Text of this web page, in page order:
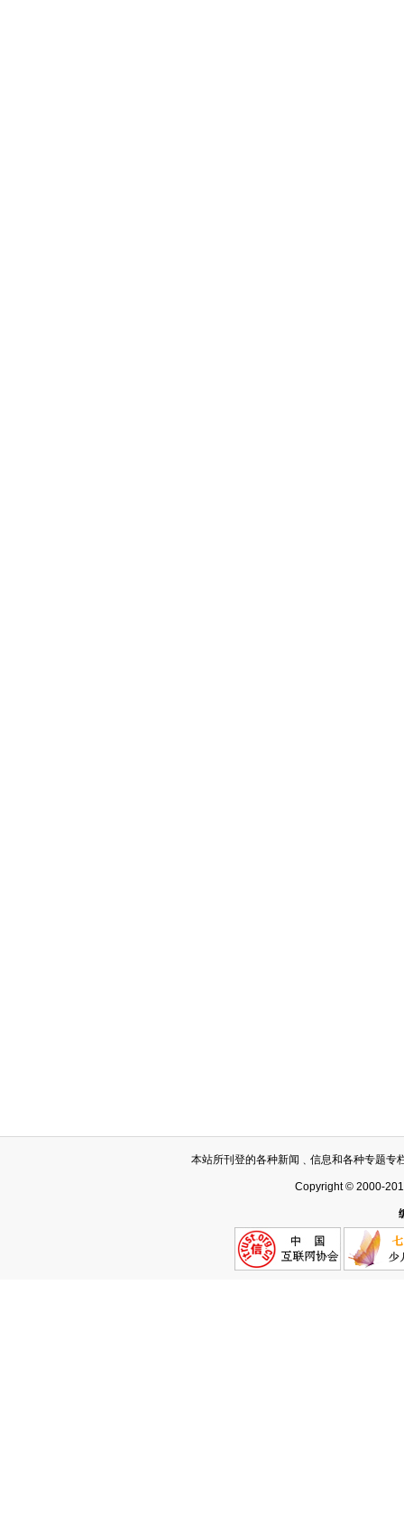
本站所刊登的各种新闻﹑信息和各种专题专
Copyright © 2000-